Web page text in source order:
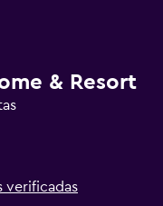
& Resort
verificadas